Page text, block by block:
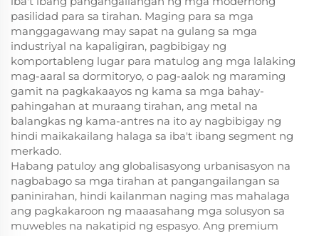
pasilidad para sa tirahan. Maging para sa mga
manggagawang may sapat na gulang sa mga
industriyal na kapaligiran, pagbibigay ng
komportableng lugar para matulog ang mga lalaking
mag-aaral sa dormitoryo, o pag-aalok ng maraming
gamit na pagkakaayos ng kama sa mga bahay-
pahingahan at muraang tirahan, ang metal na
balangkas ng kama-antres na ito ay nagbibigay ng
hindi maikakailang halaga sa iba't ibang segment ng
merkado.
Habang patuloy ang globalisasyong urbanisasyon na
nagbabago sa mga tirahan at pangangailangan sa
paninirahan, hindi kailanman naging mas mahalaga
ang pagkakaroon ng maaasahang mga solusyon sa
muwebles na nakatipid ng espasyo. Ang premium